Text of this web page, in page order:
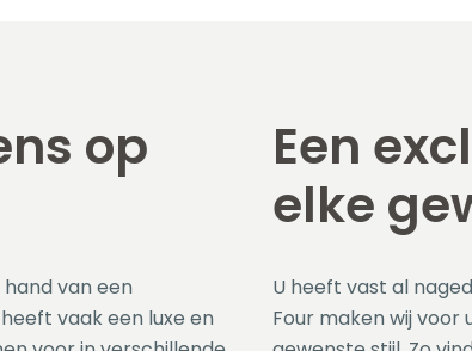
op
van een
vaak een luxe en
Een
elke
U heeft vast al
Four maken wij voor